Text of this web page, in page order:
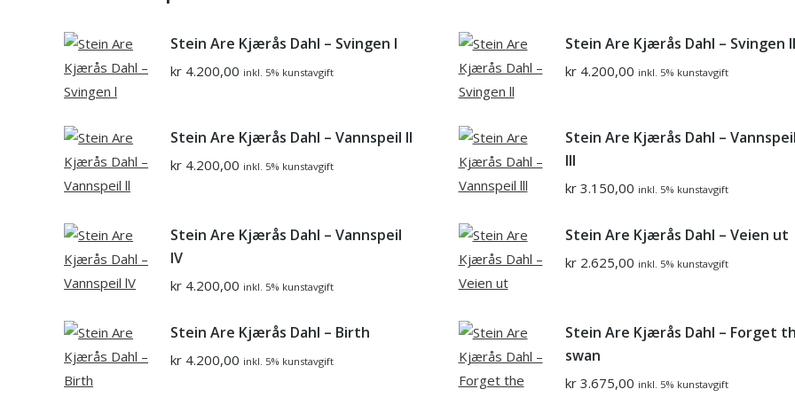
Stein Are Kjærås Dahl – Svingen l
kr 4.200,00 inkl. 5% kunstavgift
Stein Are Kjærås Dahl – Svingen ll
kr4.200,00 inkl. 5% kunstavgift
Stein Are Kjærås Dahl – Vannspeil ll
kr 4.200,00 inkl. 5% kunstavgift
Stein Are Kjærås Dahl – Vannspeil
lll
kr3.150,00 inkl. 5% kunstavgift
Stein Are Kjærås Dahl – Vannspeil
lV
kr 4.200,00 inkl. 5% kunstavgift
Stein Are Kjærås Dahl – Veien ut
kr2.625,00 inkl. 5% kunstavgift
Stein Are Kjærås Dahl – Birth
kr 4.200,00 inkl. 5% kunstavgift
Stein Are Kjærås Dahl – Forget
swan
kr3.675,00 inkl. 5% kunstavgift